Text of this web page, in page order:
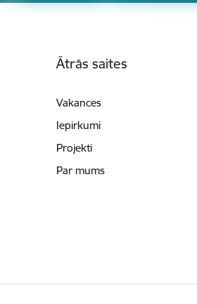
Ātrās saites
Vakances
Iepirkumi
Projekti
Par mums